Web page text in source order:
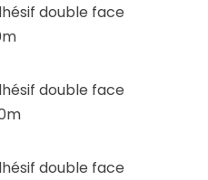
double face
double face
double face